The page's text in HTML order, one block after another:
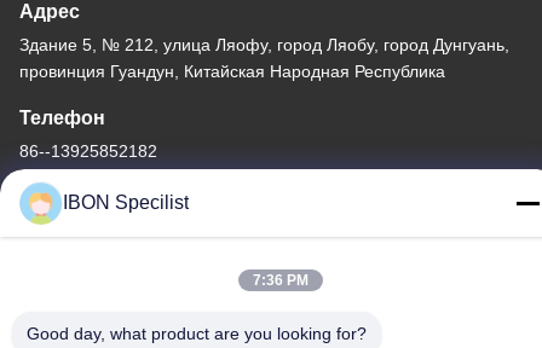
Адрес
Здание 5, № 212, улица Ляофу, город Ляобу, город Дунгуань,
провинция Гуандун, Китайская Народная Республика
Телефон
86--13925852182
IBON Specilist
7:36 PM
Good day, what product are you looking for?